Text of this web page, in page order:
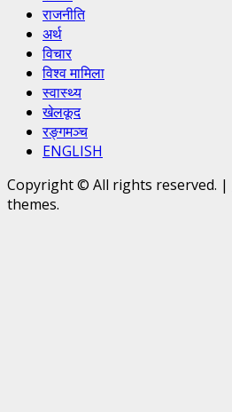
राजनीति
अर्थ
विचार
विश्व मामिला
स्वास्थ्य
खेलकूद
रङ्गमञ्च
ENGLISH
Copyright © All rights reserved. |
themes.